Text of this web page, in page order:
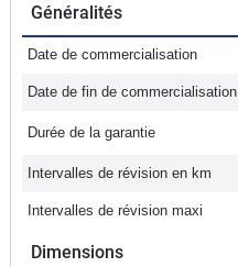
Généralités
Date de commercialisation
Date de fin de commercialisation
Durée de la garantie
Intervalles de révision en km
Intervalles de révision maxi
Dimensions